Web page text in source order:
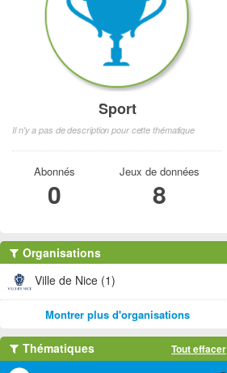
Sport
Il n'y a pas de description pour cette thématique
Abonnés
0
Jeux de données
8
Organisations
Ville de Nice (1)
Montrer plus d'organisations
Thématiques Tout effacer